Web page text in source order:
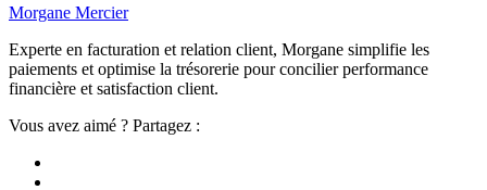
Morgane Mercier
Experte en facturation et relation client, Morgane simplifie les
paiements et optimise la trésorerie pour concilier performance
financière et satisfaction client.
Vous avez aimé ? Partagez :